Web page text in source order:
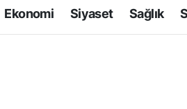
Ekonomi Siyaset Sağlık